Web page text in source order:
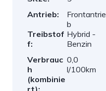
Antrieb:
Frontantrie
b
Treibstof
f:
Hybrid -
Benzin
Verbrauc
h
(kombinie
0,0
l/100km